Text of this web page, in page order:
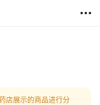
店展示的商品进行分